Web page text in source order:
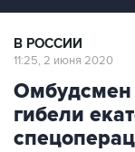
В РОССИИ
11:25, 2 июня 2020
Омбудсмен
гибели